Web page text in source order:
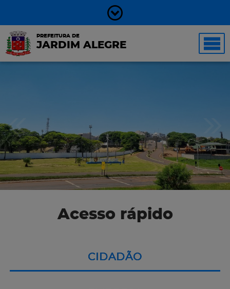
PREFEITURA DE
JARDIM ALEGRE
Acesso rápido
CIDADÃO